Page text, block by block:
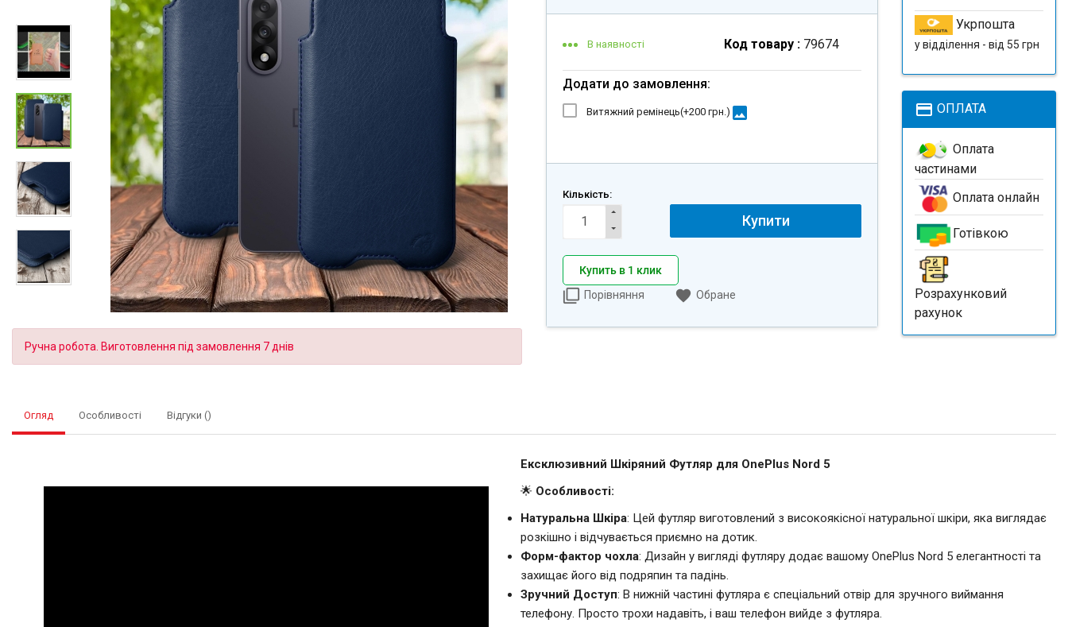
Ручна робота. Виготовлення під замовлення 7 днів
В наявності Код товару : 79674
Додати до замовлення:
Витяжний ремінець(+200 грн.) image
Кількість:
Купити
Купить в 1 клик
Порівняння
Обране
Укрпошта
у відділення - від 55 грн
payment ОПЛАТА
Оплата
частинами
Оплата онлайн
Готівкою
Розрахунковий
рахунок
Огляд Особливості Відгуки ()
Ексклюзивний Шкіряний Футляр для OnePlus Nord 5
🌟 Особливості:
Натуральна Шкіра: Цей футляр виготовлений з високоякісної натуральної шкіри, яка виглядає
розкішно і відчувається приємно на дотик.
Форм-фактор чохла: Дизайн у вигляді футляру додає вашому OnePlus Nord 5 елегантності та
захищає його від подряпин та падінь.
Зручний Доступ: В нижній частині футляра є спеціальний отвір для зручного виймання
телефону. Просто трохи надавіть, і ваш телефон вийде з футляра.